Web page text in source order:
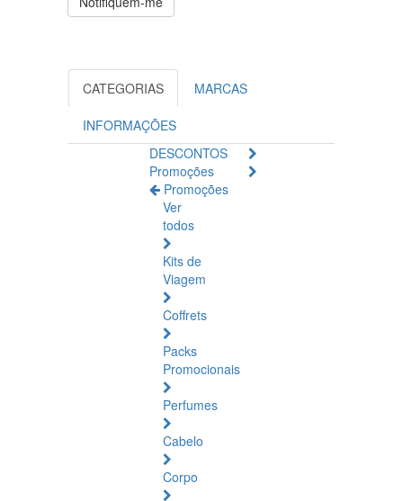
CATEGORIAS MARCAS
INFORMAÇÕES
DESCONTOS
Promoções
Promoções
Ver
todos
Kits de
Viagem
Coffrets
Packs
Promocionais
Perfumes
Cabelo
Corpo